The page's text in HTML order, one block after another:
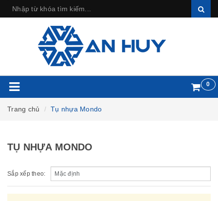
0
Trang chủ Tụ nhựa Mondo
TỤ NHỰA MONDO
Sắp xếp theo: